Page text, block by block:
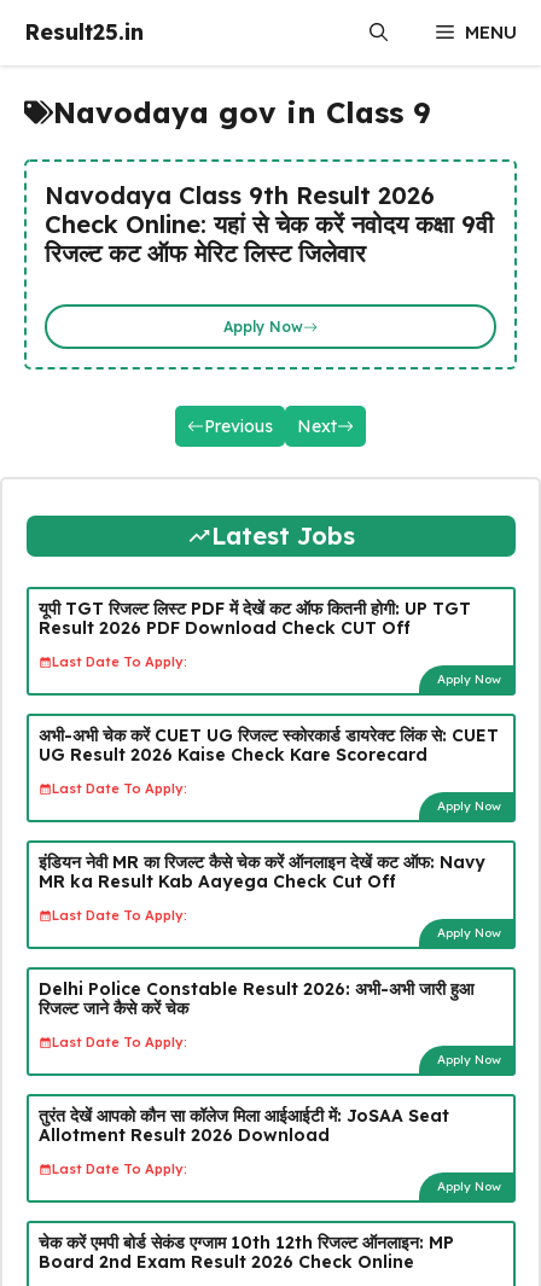
Result25.in MENU
Navodaya gov in Class 9
Navodaya Class 9th Result 2026
Check Online: यहां से चेक करें नवोदय कक्षा 9वी
रिजल्ट कट ऑफ मेरिट लिस्ट जिलेवार
Apply Now
Previous Next
Latest Jobs
यूपी TGT रिजल्ट लिस्ट PDF में देखें कट ऑफ कितनी होगी: UP TGT
Result 2026 PDF Download Check CUT Off
Last Date To Apply:
Apply Now
अभी-अभी चेक करें CUET UG रिजल्ट स्कोरकार्ड डायरेक्ट लिंक से: CUET
UG Result 2026 Kaise Check Kare Scorecard
Last Date To Apply:
Apply Now
इंडियन नेवी MR का रिजल्ट कैसे चेक करें ऑनलाइन देखें कट ऑफ: Navy
MR ka Result Kab Aayega Check Cut Off
Last Date To Apply:
Apply Now
Delhi Police Constable Result 2026: अभी-अभी जारी हुआ
रिजल्ट जाने कैसे करें चेक
Last Date To Apply:
Apply Now
तुरंत देखें आपको कौन सा कॉलेज मिला आईआईटी में: JoSAA Seat
Allotment Result 2026 Download
Last Date To Apply:
Apply Now
चेक करें एमपी बोर्ड सेकंड एग्जाम 10th 12th रिजल्ट ऑनलाइन: MP
Board 2nd Exam Result 2026 Check Online